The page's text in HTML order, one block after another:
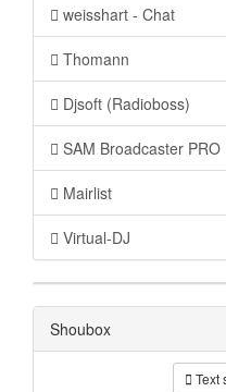
weisshart - Chat
Thomann
Djsoft (Radioboss)
SAM Broadcaster PRO
Mairlist
Virtual-DJ
Shoubox
Text